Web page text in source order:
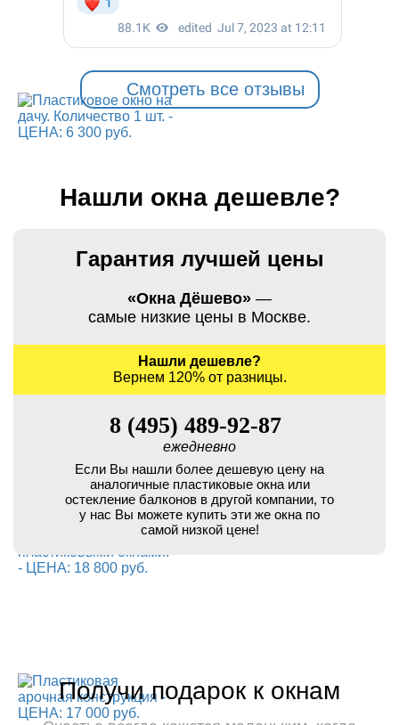
Смотреть все отзывы
Нашли окна дешевле?
Гарантия лучшей цены
«Окна Дёшево» —
самые низкие цены в Москве.
Нашли дешевле?
Вернем 120% от разницы.
8 (495) 489-92-87
ежедневно
Если Вы нашли более дешевую цену на
аналогичные пластиковые окна или
остекление балконов в другой компании, то
у нас Вы можете купить эти же окна по
самой низкой цене!
Получи подарок к окнам